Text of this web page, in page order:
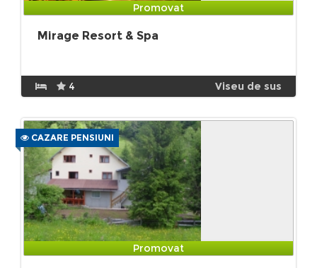
Promovat
Mirage Resort & Spa
4 Viseu de sus
CAZARE PENSIUNI
Promovat